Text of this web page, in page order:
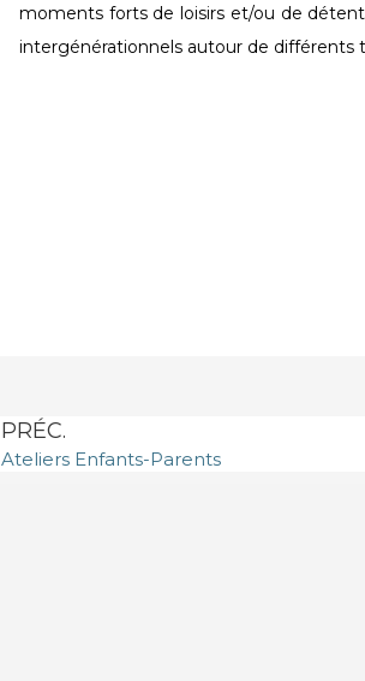
moments forts de loisirs et/ou de
intergénérationnels autour de différents
PRÉC.
Ateliers Enfants-Parents